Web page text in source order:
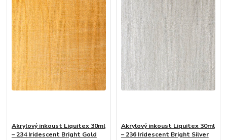
Akrylový inkoust Liquitex 30ml
– 234 Iridescent Bright Gold
Akrylový inkoust Liquitex 30ml
– 236 Iridescent Bright Silver